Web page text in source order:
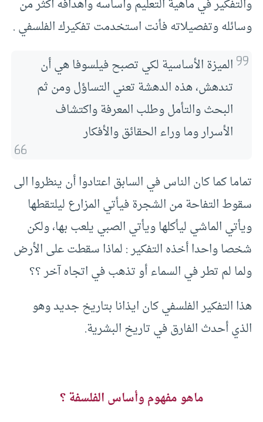
والتفكير في ماهية التعليم وأساسه وأهدافه أكثر من
وسائله وتفصيلاته فأنت استخدمت تفكيرك الفلسفي .
الميزة الأساسية لكي تصبح فيلسوفا هي أن
تندهش، هذه الدهشة تعني التساؤل ومن ثم
البحث والتأمل وطلب المعرفة واكتشاف
الأسرار وما وراء الحقائق والأفكار
تماما كما كان الناس في السابق اعتادوا أن ينظروا الى
سقوط التفاحة من الشجرة فيأتي المزارع ليلتقطها
ويأتي الماشي ليأكلها ويأتي الصبي يلعب بها، ولكن
شخصا واحدا أخذه التفكير : لماذا سقطت على الأرض
ولما لم تطر في السماء أو تذهب في اتجاه آخر ؟؟
هذا التفكير الفلسفي كان ايذانا بتاريخ جديد وهو
الذي أحدث الفارق في تاريخ البشرية.
ماهو مفهوم وأساس الفلسفة ؟